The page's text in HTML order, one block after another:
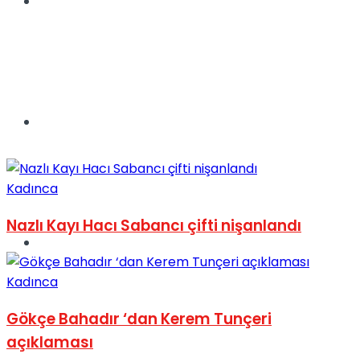
Kadınca
Nazlı Kayı Hacı Sabancı çifti nişanlandı
Kadınca
Gökçe Bahadır ‘dan Kerem Tunçeri
açıklaması